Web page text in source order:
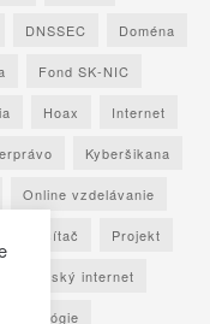
DNSSEC Doména
Fond SK-NIC
Hoax Internet
Kyberšikana
Online vzdelávanie
Počítač Projekt
Slovenský internet
Technológie